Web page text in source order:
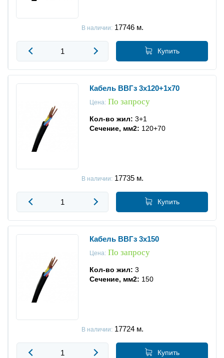
В наличии:17746 м.
Купить
Кабель ВВГз 3x120+1x70
Цена:По запросу
Кол-во жил: 3+1
Сечение, мм2: 120+70
В наличии:17735 м.
Купить
Кабель ВВГз 3x150
Цена:По запросу
Кол-во жил: 3
Сечение, мм2: 150
В наличии:17724 м.
Купить